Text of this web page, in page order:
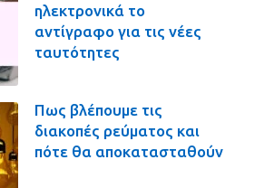
ηλεκτρονικά το
αντίγραφο για τις νέες
ταυτότητες
Πως βλέπουμε τις
διακοπές ρεύματος και
πότε θα αποκατασταθούν